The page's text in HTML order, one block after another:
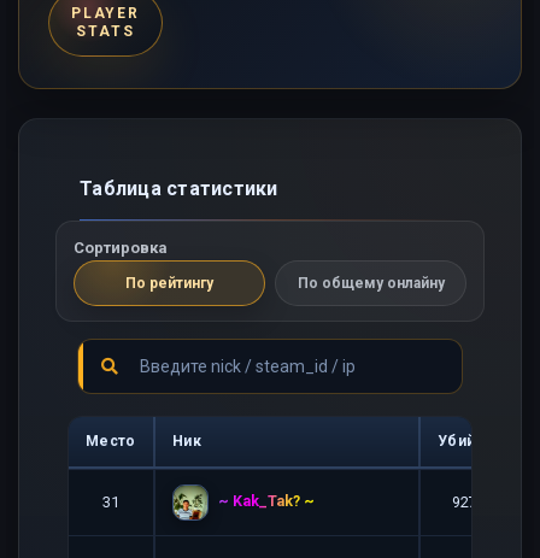
PLAYER
STATS
Таблица статистики
Сортировка
По рейтингу По общему онлайну
Место Ник Убийств
31 ~ Kak_Tak? ~ 9271